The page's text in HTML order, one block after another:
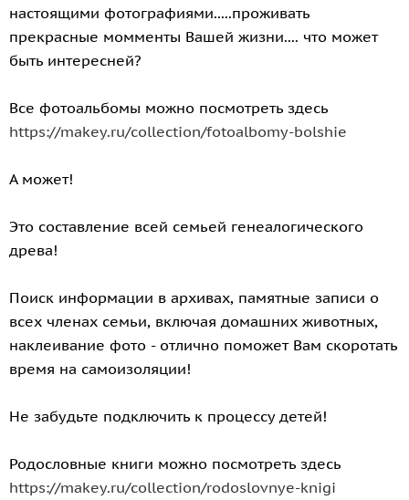
настоящими фотографиями.....проживать
прекрасные момменты Вашей жизни.... что может
быть интересней?
Все фотоальбомы можно посмотреть здесь
https://makey.ru/collection/fotoalbomy-bolshie
А может!
Это составление всей семьей генеалогического
древа!
Поиск информации в архивах, памятные записи о
всех членах семьи, включая домашних животных,
наклеивание фото - отлично поможет Вам скоротать
время на самоизоляции!
Не забудьте подключить к процессу детей!
Родословные книги можно посмотреть здесь
https://makey.ru/collection/rodoslovnye-knigi